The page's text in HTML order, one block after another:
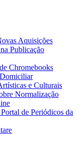
Aquisições
Publicação
Chromebooks
e Culturais
Normalização
de Periódicos da